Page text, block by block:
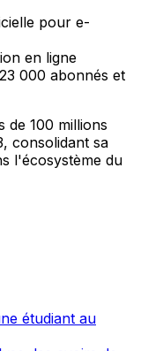
pour e-
en ligne
000 abonnés et
de 100 millions
consolidant sa
l'écosystème du
étudiant au